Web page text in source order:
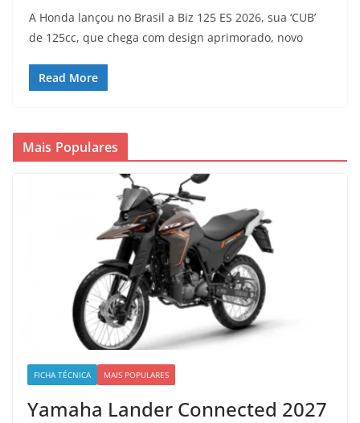
A Honda lançou no Brasil a Biz 125 ES 2026, sua ‘CUB’
de 125cc, que chega com design aprimorado, novo
Read More
Mais Populares
FICHA TÉCNICA MAIS POPULARES
Yamaha Lander Connected 2027